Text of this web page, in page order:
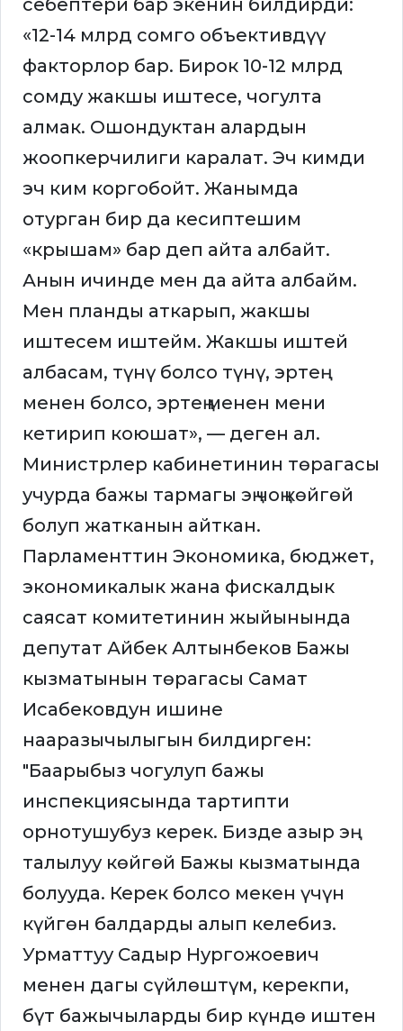
себептери бар экенин билдирди:
«12-14 млрд сомго объективдүү
факторлор бар. Бирок 10-12 млрд
сомду жакшы иштесе, чогулта
алмак. Ошондуктан алардын
жоопкерчилиги каралат. Эч кимди
эч ким коргобойт. Жанымда
отурган бир да кесиптешим
«крышам» бар деп айта албайт.
Анын ичинде мен да айта албайм.
Мен планды аткарып, жакшы
иштесем иштейм. Жакшы иштей
албасам, түнү болсо түнү, эртең
менен болсо, эртең менен мени
кетирип коюшат», — деген ал.
Министрлер кабинетинин төрагасы
учурда бажы тармагы эң чоң көйгөй
болуп жатканын айткан.
Парламенттин Экономика, бюджет,
экономикалык жана фискалдык
саясат комитетинин жыйынында
депутат Айбек Алтынбеков Бажы
кызматынын төрагасы Самат
Исабековдун ишине
нааразычылыгын билдирген:
"Баарыбыз чогулуп бажы
инспекциясында тартипти
орнотушубуз керек. Бизде азыр эң
талылуу көйгөй Бажы кызматында
болууда. Керек болсо мекен үчүн
күйгөн балдарды алып келебиз.
Урматтуу Садыр Нургожоевич
менен дагы сүйлөштүм, керекпи,
бүт бажычыларды бир күндө иштен